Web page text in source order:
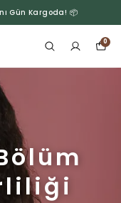
Gün Kargoda! 📦
0